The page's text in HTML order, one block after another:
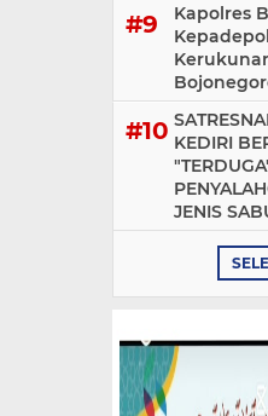
Kapolres
KEDIRI
JENIS